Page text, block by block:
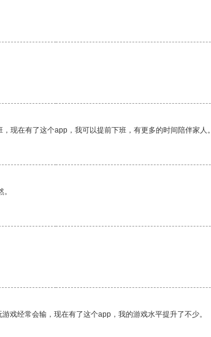
现在有了这个app，我可以提前下班，有更多的时间陪伴家人。
戏经常会输，现在有了这个app，我的游戏水平提升了不少。